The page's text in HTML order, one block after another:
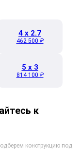
4 x 2.7
462 500 ₽
5 x 3
814 100 ₽
к
конструкцию под